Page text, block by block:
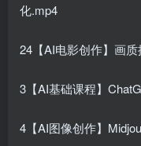
化.mp4
24【AI电影创作】画
3【AI基础课程】
4【AI图像创作】